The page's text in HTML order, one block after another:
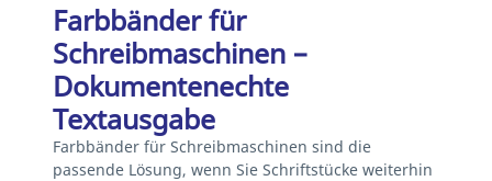
Farbbänder für
Schreibmaschinen –
Dokumentenechte
Textausgabe
Farbbänder für Schreibmaschinen sind die
passende Lösung, wenn Sie Schriftstücke weiterhin